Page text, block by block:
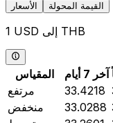
الأسعار القيمة المحولة
1 USD إلى THB
المقياس آخر 7 أيام
مرتفع
33.4218
منخفض
33.0288